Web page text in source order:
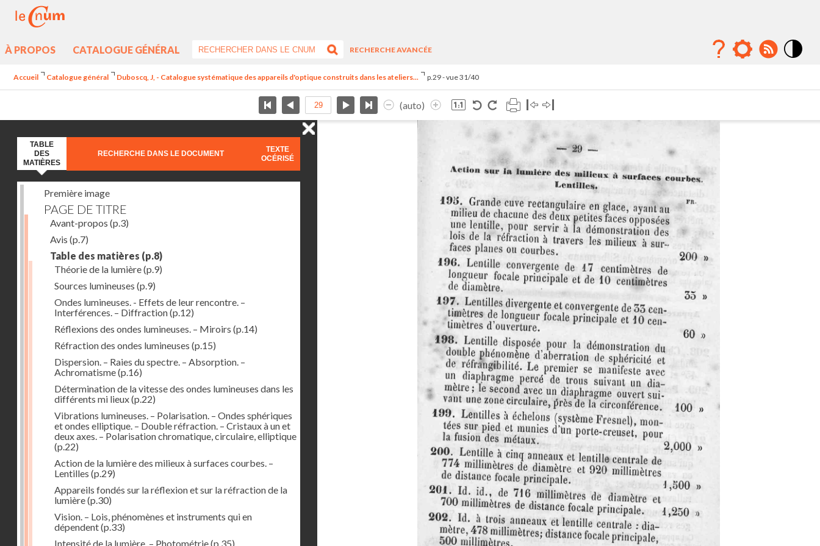
À PROPOS CATALOGUE GÉNÉRAL
RECHERCHE AVANCÉE
Accueil Catalogue général Duboscq, J, - Catalogue systématique des appareils d'optique construits dans les ateliers... p.29 - vue 31/40
(auto)
TABLE
DES
MATIÈRES
RECHERCHE DANS LE DOCUMENT
TEXTE
OCÉRISÉ
Première image
PAGE DE TITRE
Avant-propos (p.3)
Avis (p.7)
Table des matières (p.8)
Théorie de la lumière(p.9)
Sources lumineuses (p.9)
Ondes lumineuses. - Effets de leur rencontre. –
Interférences. – Diffraction(p.12)
Réflexions des ondes lumineuses. – Miroirs (p.14)
Réfraction des ondes lumineuses (p.15)
Dispersion. – Raies du spectre. – Absorption. –
Achromatisme(p.16)
Détermination de la vitesse des ondes lumineuses dans les
différents mi lieux(p.22)
Vibrations lumineuses. – Polarisation. – Ondes sphériques
et ondes elliptique. – Double réfraction. – Cristaux à un et
deux axes. – Polarisation chromatique, circulaire, elliptique
(p.22)
Action de la lumière des milieux à surfaces courbes. –
Lentilles (p.29)
Appareils fondés sur la réflexion et sur la réfraction de la
lumière(p.30)
Vision. – Lois, phénomènes et instruments qui en
dépendent(p.33)
Intensité de la lumière. – Photométrie(p.35)